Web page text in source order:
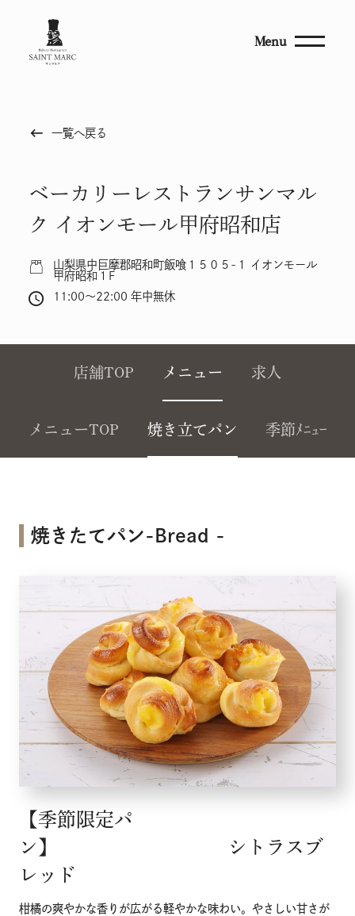
Menu
keyboard_backspace 一覧へ戻る
ベーカリーレストランサンマル
ク イオンモール甲府昭和店
山梨県中巨摩郡昭和町飯喰１５０５-１ イオンモール
甲府昭和１F
11:00～22:00 年中無休
店舗TOP メニュー 求人
メニューTOP 焼き立てパン 季節ﾒﾆｭｰ
焼きたてパン-Bread -
【季節限定パ
ン】 シトラスブ
レッド
柑橘の爽やかな香りが広がる軽やかな味わい。やさしい甘さが